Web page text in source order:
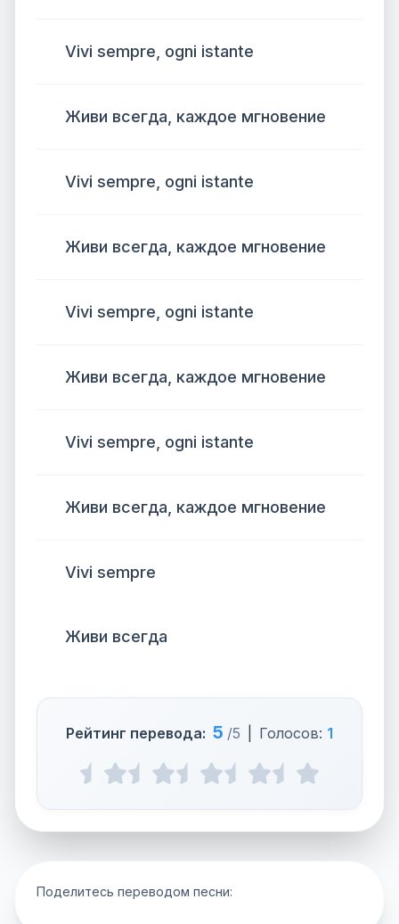
Vivi sempre, ogni istante
Живи всегда, каждое мгновение
Vivi sempre, ogni istante
Живи всегда, каждое мгновение
Vivi sempre, ogni istante
Живи всегда, каждое мгновение
Vivi sempre, ogni istante
Живи всегда, каждое мгновение
Vivi sempre
Живи всегда
Рейтинг перевода: 5 /5 Голосов: 1
Поделитесь переводом песни: